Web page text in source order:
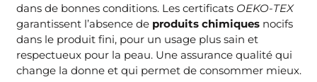
dans de bonnes conditions. Les certificats OEKO-TEX
garantissent l’absence de produits chimiques nocifs
dans le produit fini, pour un usage plus sain et
respectueux pour la peau. Une assurance qualité qui
change la donne et qui permet de consommer mieux.